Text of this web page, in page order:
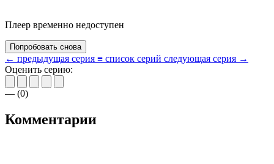
Плеер временно недоступен
Попробовать снова
← предыдущая серия ≡ список серий следующая серия →
Оценить серию:
— (0)
Комментарии